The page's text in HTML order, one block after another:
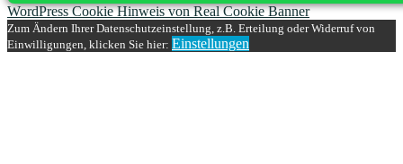
WordPress Cookie Hinweis von Real Cookie Banner
Zum Ändern Ihrer Datenschutzeinstellung, z.B. Erteilung oder Widerruf von
Einwilligungen, klicken Sie hier: Einstellungen